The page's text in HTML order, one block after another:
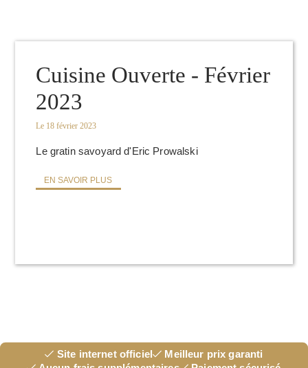
Cuisine Ouverte - Février
2023
Le 18 février 2023
Le gratin savoyard d'Eric Prowalski
EN SAVOIR PLUS
Site internet officiel
Meilleur prix garanti